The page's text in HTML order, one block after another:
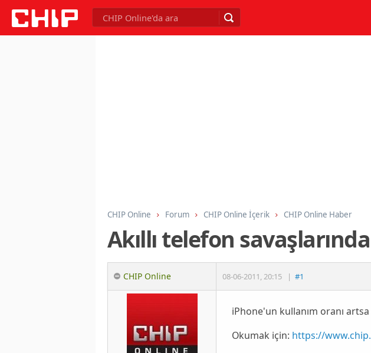
CHIP Online Forum CHIP Online İçerik CHIP Online Haber
Akıllı telefon
CHIP Online 08-06-2011,20:15 | #1
iPhone'un kullanım oranı
Okumak için: https://